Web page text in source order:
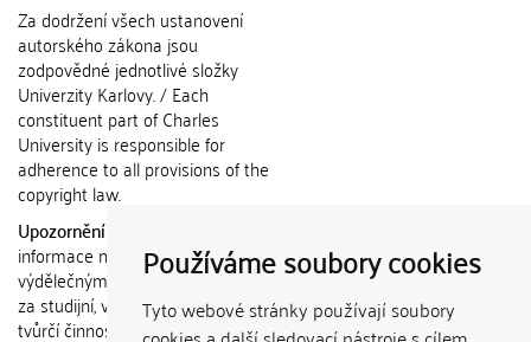
Používáme soubory cookies
Tyto webové stránky používají soubory
Za dodržení všech ustanovení
autorského zákona jsou
zodpovědné jednotlivé složky
Univerzity Karlovy. / Each
constituent part of Charles
University is responsible for
adherence to all provisions of the
copyright law.
Upozornění / Notice:
informace nemohou být použity k
výdělečným účelům nebo vydávány
za studijní, vědeckou nebo jinou
tvůrčí činnost jiné osoby než autora.